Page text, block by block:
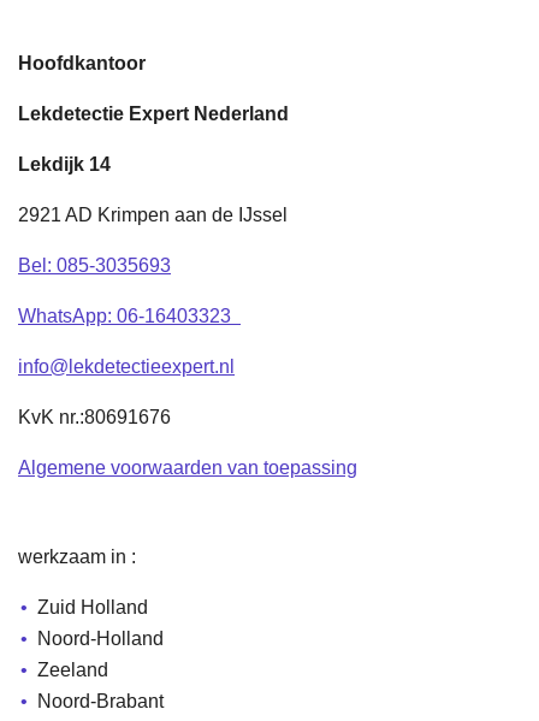
Hoofdkantoor
Lekdetectie Expert Nederland
Lekdijk 14
2921 AD Krimpen aan de IJssel
Bel: 085-3035693
WhatsApp: 06-16403323
info@lekdetectieexpert.nl
KvK nr.:80691676
Algemene voorwaarden van toepassing
werkzaam in :
Zuid Holland
Noord-Holland
Zeeland
Noord-Brabant